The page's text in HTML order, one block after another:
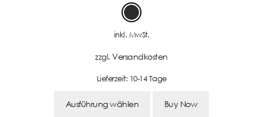
inkl. MwSt.
zzgl.Versandkosten
Lieferzeit: 10-14 Tage
Ausführung wählen Buy Now